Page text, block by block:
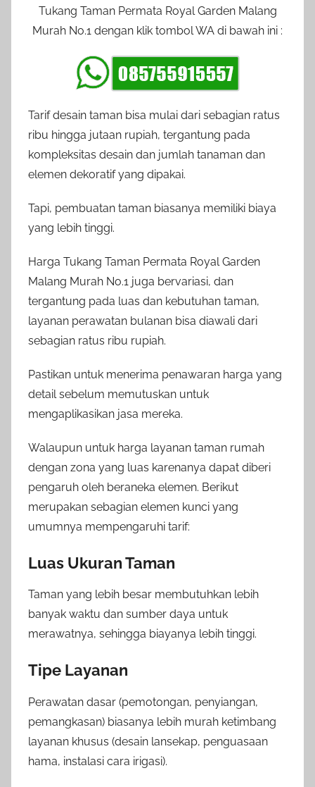
Tukang Taman Permata Royal Garden Malang
Murah No.1 dengan klik tombol WA di bawah ini :
Tarif desain taman bisa mulai dari sebagian ratus
ribu hingga jutaan rupiah, tergantung pada
kompleksitas desain dan jumlah tanaman dan
elemen dekoratif yang dipakai.
Tapi, pembuatan taman biasanya memiliki biaya
yang lebih tinggi.
Harga Tukang Taman Permata Royal Garden
Malang Murah No.1 juga bervariasi, dan
tergantung pada luas dan kebutuhan taman,
layanan perawatan bulanan bisa diawali dari
sebagian ratus ribu rupiah.
Pastikan untuk menerima penawaran harga yang
detail sebelum memutuskan untuk
mengaplikasikan jasa mereka.
Walaupun untuk harga layanan taman rumah
dengan zona yang luas karenanya dapat diberi
pengaruh oleh beraneka elemen. Berikut
merupakan sebagian elemen kunci yang
umumnya mempengaruhi tarif:
Luas Ukuran Taman
Taman yang lebih besar membutuhkan lebih
banyak waktu dan sumber daya untuk
merawatnya, sehingga biayanya lebih tinggi.
Tipe Layanan
Perawatan dasar (pemotongan, penyiangan,
pemangkasan) biasanya lebih murah ketimbang
layanan khusus (desain lansekap, penguasaan
hama, instalasi cara irigasi).